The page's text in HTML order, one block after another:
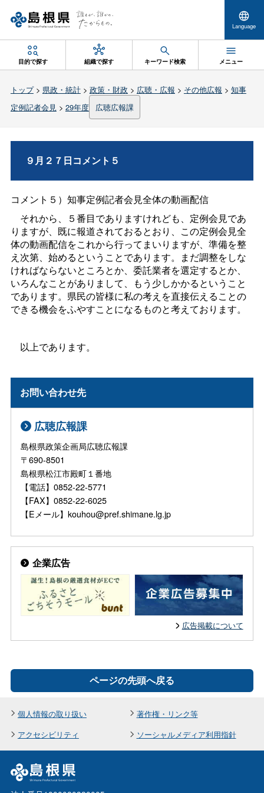
Language
目的で探す 組織で探す キーワード検索 メニュー
トップ> 県政・統計> 政策・財政 > 広聴・広報 > その他広報 > 知事
定例記者会見> 29年度 広聴広報課
９月２７日コメント５
コメント５）知事定例記者会見全体の動画配信
それから、５番目でありますけれども、定例会見であ
りますが、既に報道されておるとおり、この定例会見全
体の動画配信をこれから行ってまいりますが、準備を整
え次第、始めるということであります。まだ調整をしな
ければならないところとか、委託業者を選定するとか、
いろんなことがありまして、もう少しかかるということ
であります。県民の皆様に私の考えを直接伝えることの
できる機会をふやすことになるものと考えております。
以上であります。
お問い合わせ先
広聴広報課
島根県政策企画局広聴広報課
〒690-8501
島根県松江市殿町１番地
【電話】0852-22-5771
【FAX】0852-22-6025
【Eメール】kouhou@pref.shimane.lg.jp
企業広告
広告掲載について
ページの先頭へ戻る
個人情報の取り扱い
著作権・リンク等
アクセシビリティ
ソーシャルメディア利用指針